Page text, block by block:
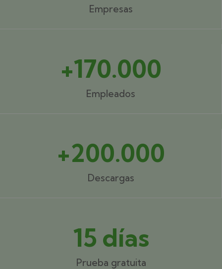
Empresas
+170.000
Empleados
+200.000
Descargas
15 días
Prueba gratuita